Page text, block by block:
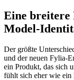
Eine breitere
Model-
Der größte
und der neuen Fylia-
ein Produkt, das sich
fühlt sich eher wie ein